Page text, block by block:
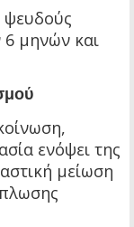
ψευδούς
6 μηνών και
ενόψει της
μείωση